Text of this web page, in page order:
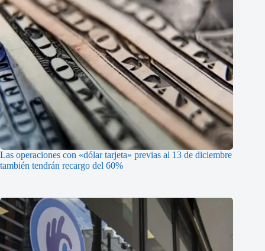
Las operaciones con «dólar tarjeta» previas al 13 de diciembre
también tendrán recargo del 60%